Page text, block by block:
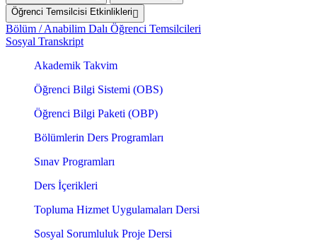
Öğrenci Temsilcisi Etkinlikleri
Bölüm / Anabilim Dalı Öğrenci Temsilcileri
Sosyal Transkript
Akademik Takvim
Öğrenci Bilgi Sistemi (OBS)
Öğrenci Bilgi Paketi (OBP)
Bölümlerin Ders Programları
Sınav Programları
Ders İçerikleri
Topluma Hizmet Uygulamaları Dersi
Sosyal Sorumluluk Proje Dersi